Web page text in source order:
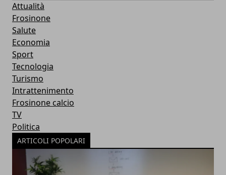
Attualità
Frosinone
Salute
Economia
Sport
Tecnologia
Turismo
Intrattenimento
Frosinone calcio
TV
Politica
ARTICOLI POPOLARI